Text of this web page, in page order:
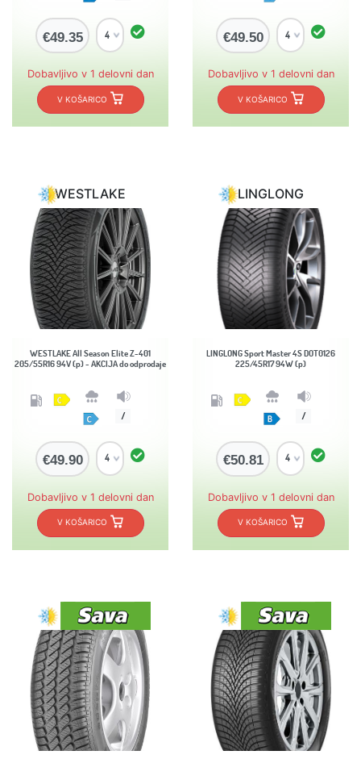
€49.35
Dobavljivo v 1 delovni dan
V KOŠARICO
€49.50
Dobavljivo v 1 delovni dan
V KOŠARICO
WESTLAKE
WESTLAKE All Season Elite Z-401
205/55R16 94V (p) - AKCIJA do odprodaje
/
€49.90
Dobavljivo v 1 delovni dan
V KOŠARICO
LINGLONG
LINGLONG Sport Master 4S DOT0126
225/45R17 94W (p)
/
€50.81
Dobavljivo v 1 delovni dan
V KOŠARICO